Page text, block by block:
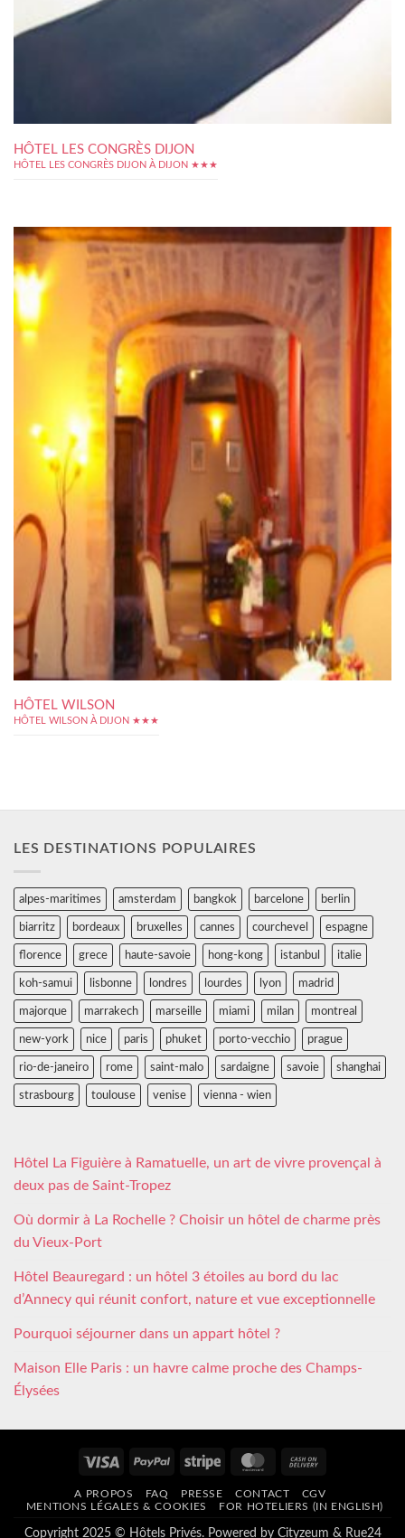
HÔTEL LES CONGRÈS DIJON
HÔTEL LES CONGRÈS DIJON À DIJON ★★★
HÔTEL WILSON
HÔTEL WILSON À DIJON ★★★
LES DESTINATIONS POPULAIRES
alpes-maritimes amsterdam bangkok barcelone berlin
biarritz bordeaux bruxelles cannes courchevel espagne
florence grece haute-savoie hong-kong istanbul italie
koh-samui lisbonne londres lourdes lyon madrid
majorque marrakech marseille miami milan montreal
new-york nice paris phuket porto-vecchio prague
rio-de-janeiro rome saint-malo sardaigne savoie shanghai
strasbourg toulouse venise vienna - wien
Hôtel La Figuière à Ramatuelle, un art de vivre provençal à
deux pas de Saint-Tropez
Où dormir à La Rochelle ? Choisir un hôtel de charme près
du Vieux-Port
Hôtel Beauregard : un hôtel 3 étoiles au bord du lac
d’Annecy qui réunit confort, nature et vue exceptionnelle
Pourquoi séjourner dans un appart hôtel ?
Maison Elle Paris : un havre calme proche des Champs-
Élysées
Visa PayPal Stripe MasterCard
Delivery
A PROPOS FAQ PRESSE CONTACT
CGV
MENTIONS LÉGALES & COOKIES
FOR HOTELIERS (IN ENGLISH)
Copyright 2025 © Hôtels Privés. Powered by Cityzeum & Rue24